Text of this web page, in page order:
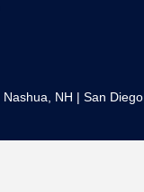
Nashua, NH
San Diego,